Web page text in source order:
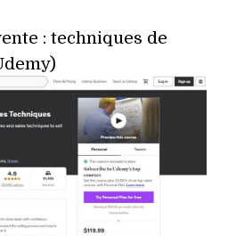
: techniques de